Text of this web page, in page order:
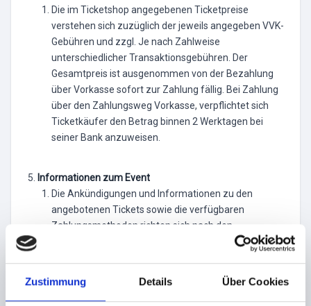
Zustimmung Details Über Cookies
Die im Ticketshop angegebenen Ticketpreise
verstehen sich zuzüglich der jeweils angegeben VVK-
Gebühren und zzgl. Je nach Zahlweise
unterschiedlicher Transaktionsgebühren. Der
Gesamtpreis ist ausgenommen von der Bezahlung
über Vorkasse sofort zur Zahlung fällig. Bei Zahlung
über den Zahlungsweg Vorkasse, verpflichtet sich
Ticketkäufer den Betrag binnen 2 Werktagen bei
seiner Bank anzuweisen.
Informationen zum Event
Die Ankündigungen und Informationen zu den
angebotenen Tickets sowie die verfügbaren
Zahlungsmethoden richten sich nach den
Einstellungen des jeweiligen Veranstalters. Diese
einen eigenen Kundenzugang selbst vorgenommen.
tixlr hat keinen Einfluss und keine Verantwortung für